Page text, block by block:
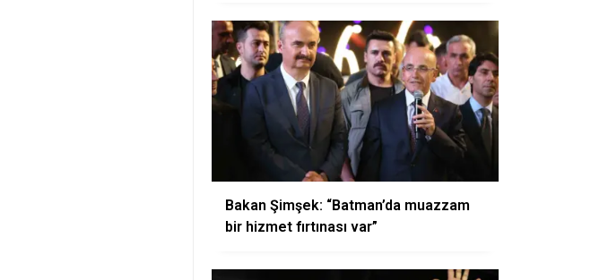
Bakan Şimşek: “Batman’da muazzam
bir hizmet fırtınası var”